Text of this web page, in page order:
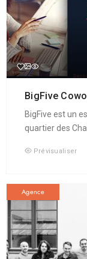
BigFive
BigFive est un
quartier des
Prévisualiser
Agence